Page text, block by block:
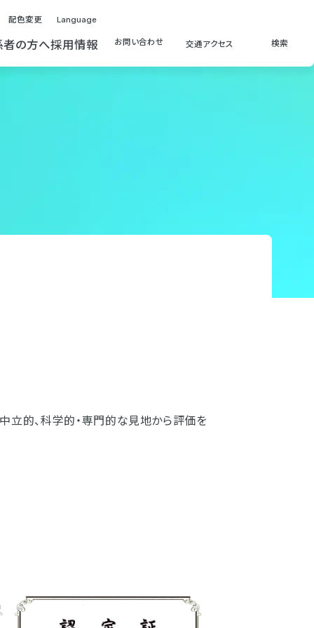
配色変更 Language
の方へ採用情報 お問い合わせ 交通アクセス 検索
的、科学的・専門的な見地から評価を